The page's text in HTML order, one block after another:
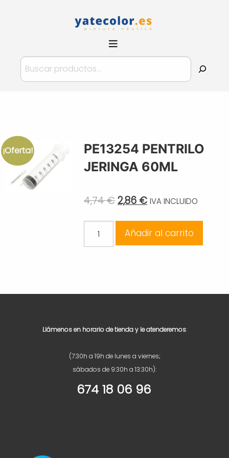
YateColor.es
Pinturas
Buscar
¡Oferta!
PE13254 PENTRILO
JERINGA 60ML
4,74€Original
price
was:
2,86 €Current
price
is:
IVA INCLUIDO
PE13254
PENTRILO
Añadir al carrito
Llámenos en horario de tienda y le atenderemos:
(7:30h a 19h de lunes a viernes;
sábados de 9:30h a 13:30h):
674 18 06 96